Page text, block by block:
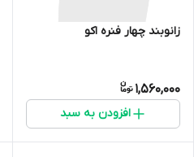
زانوبند چهار فنره اکو
1,560,000
افزودن به سبد